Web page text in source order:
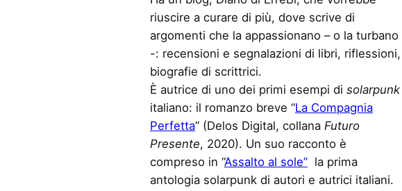
riuscire a curare di più, dove scrive di
argomenti che la appassionano – o la turbano
-: recensioni e segnalazioni di libri, riflessioni,
biografie di scrittrici.
È autrice di uno dei primi esempi di solarpunk
italiano: il romanzo breve “La Compagnia
Perfetta” (Delos Digital, collana Futuro
Presente, 2020). Un suo racconto è
compreso in “Assalto al sole” la prima
antologia solarpunk di autori e autrici italiani.